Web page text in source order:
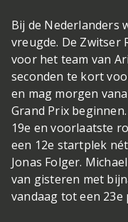
Bij de Nederlanders
vreugde. De Zwitser
voor het team van
seconden te kort
en mag morgen
Grand Prix
19e en voorlaatste
een 12e startplek
Jonas Folger.
van gisteren met
vandaag tot een 23e